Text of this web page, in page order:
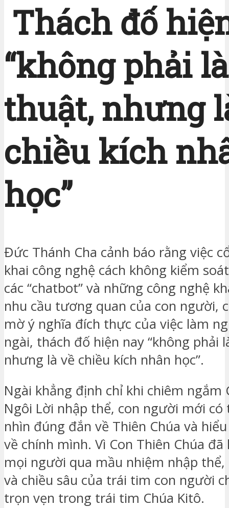
Thách đố
“không phải
thuật, nhưng
chiều kích
học”
Đức Thánh Cha cảnh báo rằng việc
khai công nghệ cách không kiểm
các “chatbot” và những công nghệ
nhu cầu tương quan của con người,
mờ ý nghĩa đích thực của việc làm
ngài, thách đố hiện nay “không phải
nhưng là về chiều kích nhân học”.
Ngài khẳng định chỉ khi chiêm ngắm
Ngôi Lời nhập thể, con người mới có
nhìn đúng đắn về Thiên Chúa và
về chính mình. Vì Con Thiên Chúa
mọi người qua mầu nhiệm nhập
và chiều sâu của trái tim con người
trọn vẹn trong trái tim Chúa Kitô.